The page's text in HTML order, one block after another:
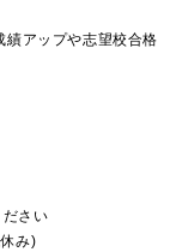
績アップや志望校合格
ださい
み)